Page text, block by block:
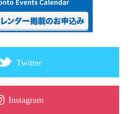
Twitter
Instagram